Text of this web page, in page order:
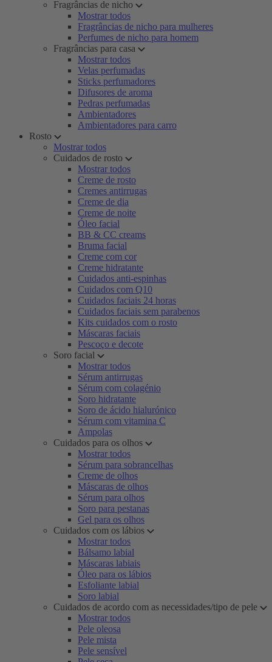
Fragrâncias de nicho
Mostrar todos
Fragrâncias de nicho para mulheres
Perfumes de nicho para homem
Fragrâncias para casa
Mostrar todos
Velas perfumadas
Sticks perfumadores
Difusores de aroma
Pedras perfumadas
Ambientadores
Ambientadores para carro
Rosto
Mostrar todos
Cuidados de rosto
Mostrar todos
Creme de rosto
Cremes antirrugas
Creme de dia
Creme de noite
Óleo facial
BB & CC creams
Bruma facial
Creme com cor
Creme hidratante
Cuidados anti-espinhas
Cuidados com Q10
Cuidados faciais 24 horas
Cuidados faciais sem parabenos
Kits cuidados com o rosto
Máscaras faciais
Pescoço e decote
Soro facial
Mostrar todos
Sérum antirrugas
Sérum com colagénio
Soro hidratante
Soro de ácido hialurónico
Sérum com vitamina C
Ampolas
Cuidados para os olhos
Mostrar todos
Sérum para sobrancelhas
Creme de olhos
Máscaras de olhos
Sérum para olhos
Soro para pestanas
Gel para os olhos
Cuidados com os lábios
Mostrar todos
Bálsamo labial
Máscaras labiais
Óleo para os lábios
Esfoliante labial
Soro labial
Cuidados de acordo com as necessidades/tipo de pele
Mostrar todos
Pele oleosa
Pele mista
Pele sensível